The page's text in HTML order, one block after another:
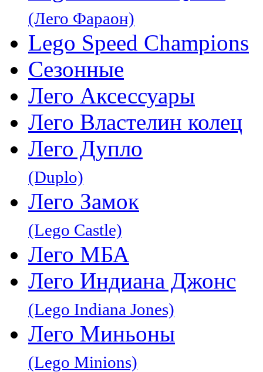
(Лего Фараон)
Lego Speed Champions
Сезонные
Лего Аксессуары
Лего Властелин колец
Лего Дупло
(Duplo)
Лего Замок
(Lego Castle)
Лего МБА
Лего Индиана Джонс
(Lego Indiana Jones)
Лего Миньоны
(Lego Minions)